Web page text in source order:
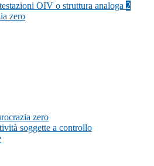
OIV o struttura analoga 2
zero
zero
soggette a controllo